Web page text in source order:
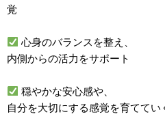
覚
心身のバランスを整え、
内側からの活力をサポート
穏やかな安心感や、
自分を大切にする感覚を育ててい